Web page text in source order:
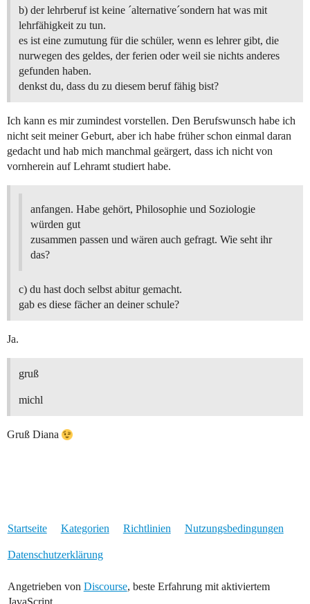
b) der lehrberuf ist keine ´alternative´sondern hat was mit
lehrfähigkeit zu tun.
es ist eine zumutung für die schüler, wenn es lehrer gibt, die
nurwegen des geldes, der ferien oder weil sie nichts anderes
gefunden haben.
denkst du, dass du zu diesem beruf fähig bist?
Ich kann es mir zumindest vorstellen. Den Berufswunsch habe ich
nicht seit meiner Geburt, aber ich habe früher schon einmal daran
gedacht und hab mich manchmal geärgert, dass ich nicht von
vornherein auf Lehramt studiert habe.
anfangen. Habe gehört, Philosophie und Soziologie
würden gut
zusammen passen und wären auch gefragt. Wie seht ihr
das?
c) du hast doch selbst abitur gemacht.
gab es diese fächer an deiner schule?
Ja.
gruß
michl
Gruß Diana
Startseite Kategorien Richtlinien Nutzungsbedingungen
Datenschutzerklärung
Angetrieben von Discourse, beste Erfahrung mit aktiviertem
JavaScript